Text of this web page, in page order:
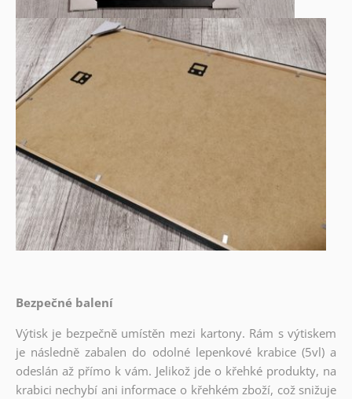
Bezpečné balení
Výtisk je bezpečně umístěn mezi kartony. Rám s výtiskem
je následně zabalen do odolné lepenkové krabice (5vl) a
odeslán až přímo k vám. Jelikož jde o křehké produkty, na
krabici nechybí ani informace o křehkém zboží, což snižuje